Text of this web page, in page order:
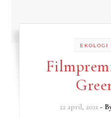
EKOLOGI
22 april, 2021 -